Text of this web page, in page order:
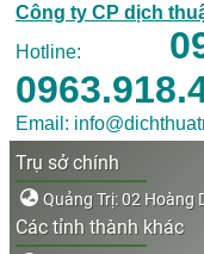
Công ty CP dịch
Hotline:
Email:
Trụ sở chính
Quảng Trị: 02 Hoàng
Các tỉnh thành khác